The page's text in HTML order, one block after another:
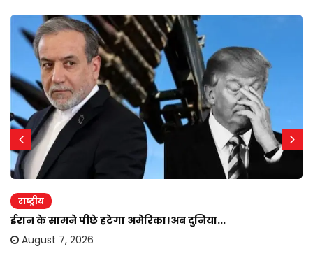
राष्ट्रीय
ईरान के सामने पीछे हटेगा अमेरिका!अब दुनिया...
August 7, 2026